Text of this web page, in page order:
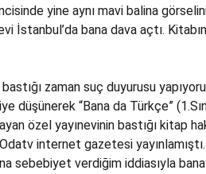
yine aynı mavi balina
İstanbul’da bana dava açtı.
bastığı zaman suç duyurusu
düşünerek “Bana da Türkçe”
özel yayınevinin bastığı kitap
internet gazetesi
sebebiyet verdiğim iddiasıyla